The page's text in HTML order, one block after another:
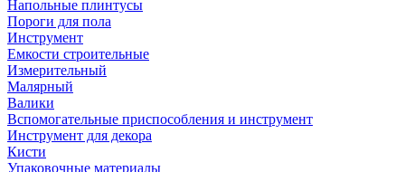
Напольные плинтусы
Пороги для пола
Инструмент
Емкости строительные
Измерительный
Малярный
Валики
Вспомогательные приспособления и инструмент
Инструмент для декора
Кисти
Упаковочные материалы